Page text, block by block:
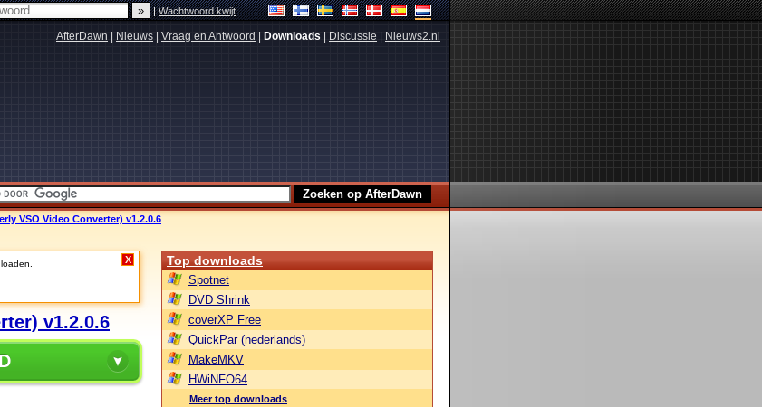
|Wachtwoord kwijt
AfterDawn Nieuws Vraag en Antwoord Downloads Discussie Nieuws2.nl
VSO Video Converter) v1.2.0.6
X
v1.2.0.6
Top downloads
Spotnet
DVD Shrink
coverXP Free
QuickPar (nederlands)
MakeMKV
HWiNFO64
Meer top downloads